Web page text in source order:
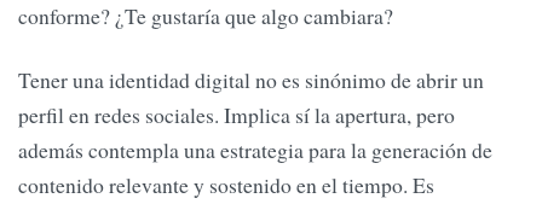
conforme? ¿Te gustaría que algo cambiara?
Tener una identidad digital no es sinónimo de abrir un
perfil en redes sociales. Implica sí la apertura, pero
además contempla una estrategia para la generación de
contenido relevante y sostenido en el tiempo. Es